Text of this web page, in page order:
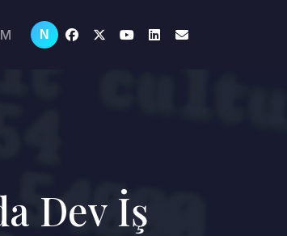
N
Dev İş